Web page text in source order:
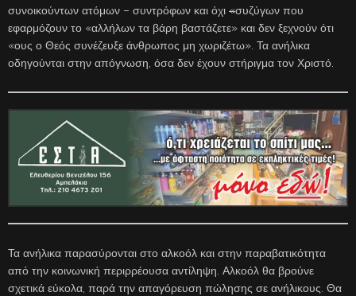
συνοικούντων ατόμων – συντρόφων και όχι «συζύγων που
εφαρμόζουν το «αλλήλων τα βάρη βαστάζετε» και δεν ξεχνούν ότι
«ους ο Θεός συνέζευξε άνθρωπος μη χωριζέτω». Τα ανήλικα
οδηγούνται στην απόγνωση, όσα δεν έχουν στήριγμα τον Χριστό.
Τα ανήλικα παρασύρονται στο αλκοόλ και στην παραβατικότητα
από την κοινωνική περιρρέουσα αντίληψη. Αλκοόλ θα βρούνε
σχετικά εύκολα, παρά την απαγόρευση πώλησης σε ανήλικους. Θα